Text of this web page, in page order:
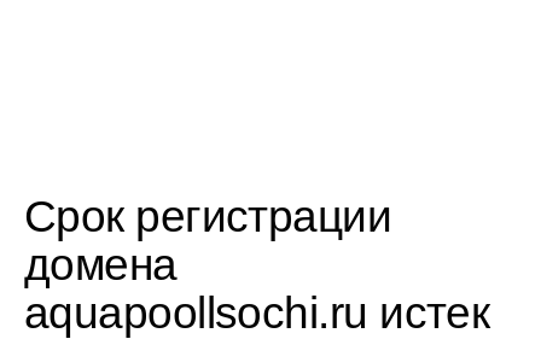
Срок регистрации
домена
aquapoollsochi.ru истек